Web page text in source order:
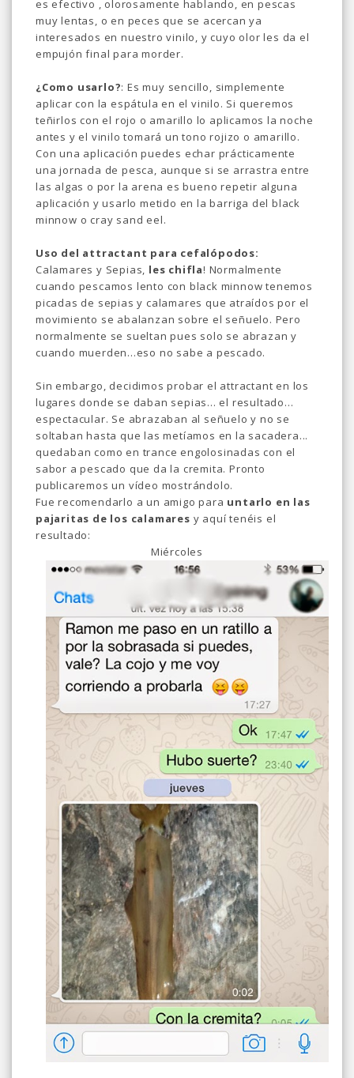
es efectivo , olorosamente hablando, en pescas
muy lentas, o en peces que se acercan ya
interesados en nuestro vinilo, y cuyo olor les da el
empujón final para morder.
¿Como usarlo?: Es muy sencillo, simplemente
aplicar con la espátula en el vinilo. Si queremos
teñirlos con el rojo o amarillo lo aplicamos la noche
antes y el vinilo tomará un tono rojizo o amarillo.
Con una aplicación puedes echar prácticamente
una jornada de pesca, aunque si se arrastra entre
las algas o por la arena es bueno repetir alguna
aplicación y usarlo metido en la barriga del black
minnow o cray sand eel.
Uso del attractant para cefalópodos:
Calamares y Sepias, les chifla! Normalmente
cuando pescamos lento con black minnow tenemos
picadas de sepias y calamares que atraídos por el
movimiento se abalanzan sobre el señuelo. Pero
normalmente se sueltan pues solo se abrazan y
cuando muerden...eso no sabe a pescado.
Sin embargo, decidimos probar el attractant en los
lugares donde se daban sepias... el resultado...
espectacular. Se abrazaban al señuelo y no se
soltaban hasta que las metíamos en la sacadera...
quedaban como en trance engolosinadas con el
sabor a pescado que da la cremita. Pronto
publicaremos un vídeo mostrándolo.
Fue recomendarlo a un amigo para untarlo en las
pajaritas de los calamares y aquí tenéis el
resultado:
Miércoles